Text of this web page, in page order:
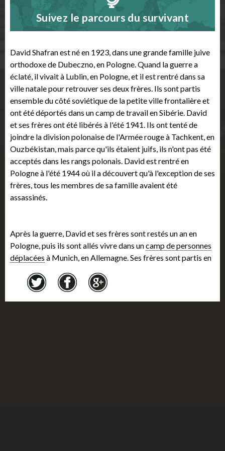
Suivez le parcours du survivant
David Shafran est né en 1923, dans une grande famille juive
orthodoxe de Dubeczno, en Pologne. Quand la guerre a
éclaté, il vivait à Lublin, en Pologne, et il est rentré dans sa
ville natale pour retrouver ses deux frères. Ils sont partis
ensemble du côté soviétique de la petite ville frontalière et
ont été déportés dans un camp de travail en Sibérie. David
et ses frères ont été libérés à l'été 1941. Ils ont tenté de
joindre la division polonaise de l'Armée rouge à Tachkent, en
Ouzbékistan, mais parce qu'ils étaient juifs, ils n'ont pas été
acceptés dans les rangs polonais. David est rentré en
Pologne à l'été 1944 où il a découvert qu'à l'exception de ses
frères, tous les membres de sa famille avaient été
assassinés.
Après la guerre, David et ses frères sont restés un an en
Pologne, puis ils sont allés vivre dans uncamp de personnes
déplacées à Munich, en Allemagne. Ses frères sont partis en
Canada. Il est arrivé à Vancouver en 1949, et le Congrès juif
canadien l'a aidé à trouver un logement et à suivre une